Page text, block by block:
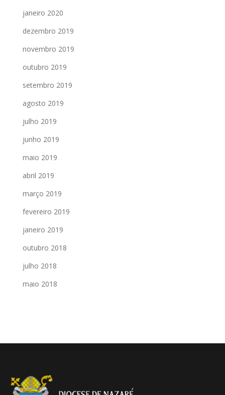
janeiro 2020
dezembro 2019
novembro 2019
outubro 2019
setembro 2019
agosto 2019
julho 2019
junho 2019
maio 2019
abril 2019
março 2019
fevereiro 2019
janeiro 2019
outubro 2018
julho 2018
maio 2018